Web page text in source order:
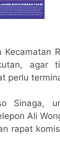
agar
perlu
Sinaga,
Ali
rapat